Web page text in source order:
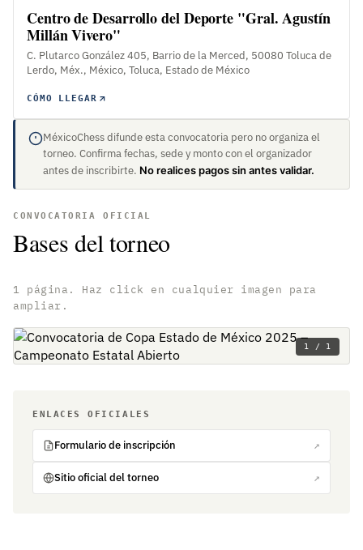
MéxicoChess difunde esta convocatoria pero no organiza el
torneo. Confirma fechas, sede y monto con el organizador
antes de inscribirte. No realices pagos sin antes validar.
CONVOCATORIA OFICIAL
Bases del torneo
1 página. Haz click en cualquier imagen para
ampliar.
1 / 1
ENLACES OFICIALES
Formulario de inscripción ↗
Sitio oficial del torneo ↗
Centro de Desarrollo del Deporte "Gral. Agustín
Millán Vivero"
C. Plutarco González 405, Barrio de la Merced, 50080 Toluca de
Lerdo, Méx., México, Toluca, Estado de México
CÓMO LLEGAR